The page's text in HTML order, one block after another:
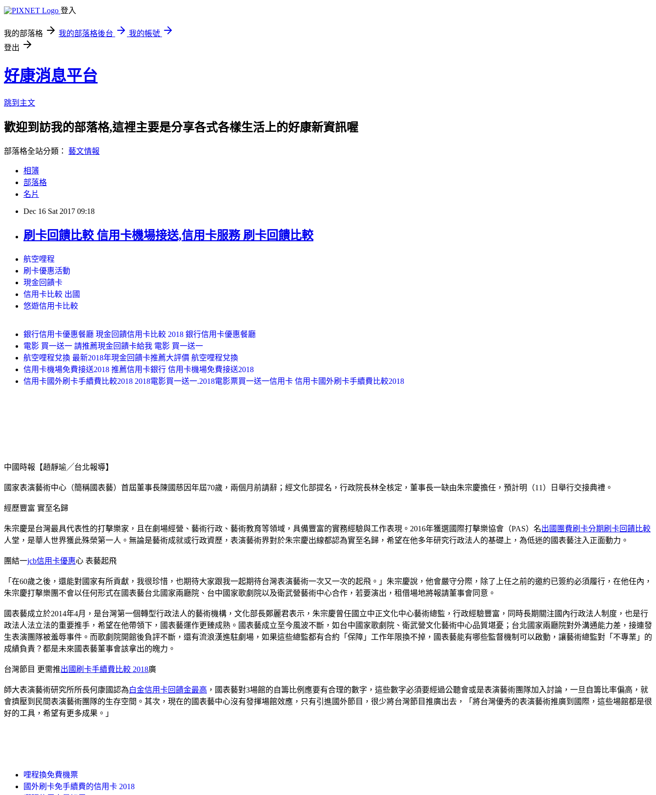
登入
我的部落格 我的部落格後台
我的帳號
登出
好康消息平台
跳到主文
歡迎到訪我的部落格,這裡主要是分享各式各樣生活上的好康新資訊喔
部落格全站分類： 藝文情報
相簿
部落格
名片
Dec 16 Sat 2017 09:18
刷卡回饋比較 信用卡機場接送,信用卡服務 刷卡回饋比較
航空哩程
刷卡優惠活動
現金回饋卡
信用卡比較 出國
悠遊信用卡比較
銀行信用卡優惠餐廳 現金回饋信用卡比較 2018 銀行信用卡優惠餐廳
電影 買一送一 請推薦現金回饋卡給我 電影 買一送一
航空哩程兌換 最新2018年現金回饋卡推薦大評價 航空哩程兌換
信用卡機場免費接送2018 推薦信用卡銀行 信用卡機場免費接送2018
信用卡國外刷卡手續費比較2018 2018電影買一送一.2018電影票買一送一信用卡 信用卡國外刷卡手續費比較2018
中國時報【趙靜瑜╱台北報導】
國家表演藝術中心（簡稱國表藝）首屆董事長陳國慈因年屆70歲，兩個月前請辭；經文化部提名，行政院長林全核定，董事長一缺由朱宗慶擔任，預計明（11）日舉行交接典禮。
經歷豐富 實至名歸
朱宗慶是台灣最具代表性的打擊樂家，且在劇場經營、藝術行政、藝術教育等領域，具備豐富的實務經驗與工作表現。2016年獲選國際打擊樂協會（PAS）名出國團費刷卡分期刷卡回饋比較
人堂，是華人世界獲此殊榮第一人。無論是藝術成就或行政資歷，表演藝術界對於朱宗慶出線都認為實至名歸，希望在他多年研究行政法人的基礎上，為低迷的國表藝注入正面動力。
團結一jcb信用卡優惠心 表藝起飛
「在60歲之後，還能對國家有所貢獻，我很珍惜，也期待大家跟我一起期待台灣表演藝術一次又一次的起飛。」朱宗慶說，他會嚴守分際，除了上任之前的邀約已簽約必須履行，在他任內，
朱宗慶打擊樂團不會以任何形式在國表藝台北國家兩廳院、台中國家歌劇院以及衛武營藝術中心合作，若要演出，租借場地將報請董事會同意。
國表藝成立於2014年4月，是台灣第一個轉型行政法人的藝術機構，文化部長鄭麗君表示，朱宗慶曾任國立中正文化中心藝術總監，行政經驗豐富，同時長期關注國內行政法人制度，也是行
政法人法立法的重要推手，希望在他帶領下，國表藝運作更臻成熟。國表藝成立至今風波不斷，如台中國家歌劇院、衛武營文化藝術中心品質堪憂；台北國家兩廳院對外溝通能力差，接連發
生表演團隊被羞辱事件。而歌劇院開館後負評不斷，還有流浪漢進駐劇場，如果這些總監都有合約「保障」工作年限換不掉，國表藝能有哪些監督機制可以啟動，讓藝術總監對「不專業」的
成績負責？都是未來國表藝董事會該拿出的魄力。
台灣節目 更需推出國刷卡手續費比較 2018廣
師大表演藝術研究所所長何康國認為白金信用卡回饋金最高 ，國表藝對3場館的自籌比例應要有合理的數字，這些數字必須要經過公聽會或是表演藝術團隊加入討論，一旦自籌比率偏高，就
會擠壓到民間表演藝術團隊的生存空間。其次，現在的國表藝中心沒有發揮場館效應，只有引進國外節目，很少將台灣節目推廣出去，「將台灣優秀的表演藝術推廣到國際，這些場館都是很
好的工具，希望有更多成果。」
哩程換免費機票
國外刷卡免手續費的信用卡 2018